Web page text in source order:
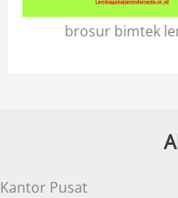
brosur bimtek
Kantor Pusat